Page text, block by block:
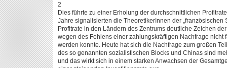
2
Dies führte zu einer Erholung der durchschnittlichen
Jahre signalisierten die TheoretikerInnen der „französischen
Profitrate in den Ländern des Zentrums deutliche Zeichen
wegen des Fehlens einer zahlungskräftigen Nachfrage nicht
werden konnte. Heute hat sich die Nachfrage zum großen
des so genannten sozialistischen Blocks und Chinas sind
und das wirkt sich in einem starken Anwachsen der